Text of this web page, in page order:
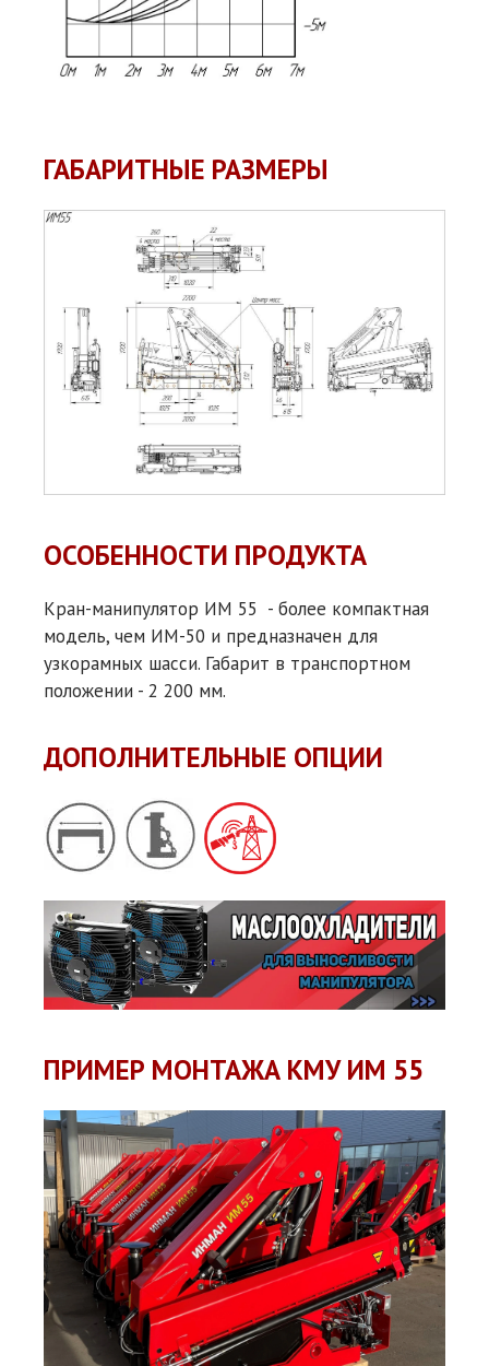
ГАБАРИТНЫЕ РАЗМЕРЫ
ОСОБЕННОСТИ ПРОДУКТА
Кран-манипулятор ИМ 55 - более компактная
модель, чем ИМ-50 и предназначен для
узкорамных шасси. Габарит в транспортном
положении - 2 200 мм.
ДОПОЛНИТЕЛЬНЫЕ ОПЦИИ
ПРИМЕР МОНТАЖА КМУ ИМ 55